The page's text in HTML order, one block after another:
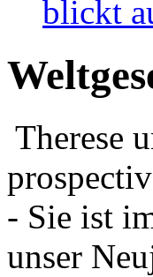
blickt
Therese
- Sie ist
unser